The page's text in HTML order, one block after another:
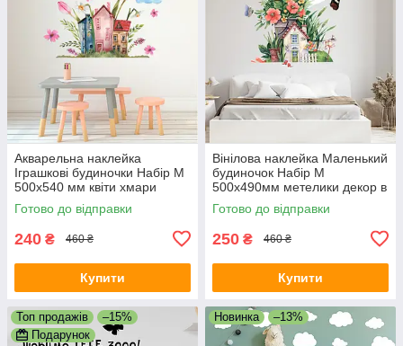
Акварельна наклейка
Іграшкові будиночки Набір М
500х540 мм квіти хмари
декор дитячий вініл
самоклейка
Готово до відправки
240 ₴ 460 ₴
Купити
Вінілова наклейка Маленький
будиночок Набір М
500х490мм метелики декор в
дитячу ПВХ самоклейка
матова
Готово до відправки
250 ₴ 460 ₴
Купити
Топ продажів
–15%
Подарунок
Новинка –13%